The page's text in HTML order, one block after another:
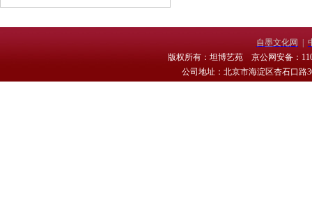
自墨文化网
版权所有：坦博艺苑 京公网安备：
公司地址：北京市海淀区杏石口路